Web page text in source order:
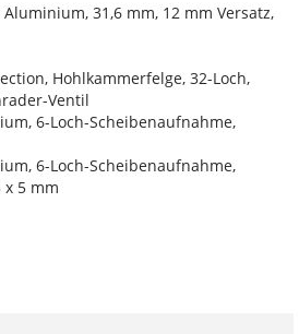
31,6 mm, 12 mm Versatz,
Hohlkammerfelge, 32-Loch,
Ventil
6-Loch-Scheibenaufnahme,
6-Loch-Scheibenaufnahme,
x 5 mm